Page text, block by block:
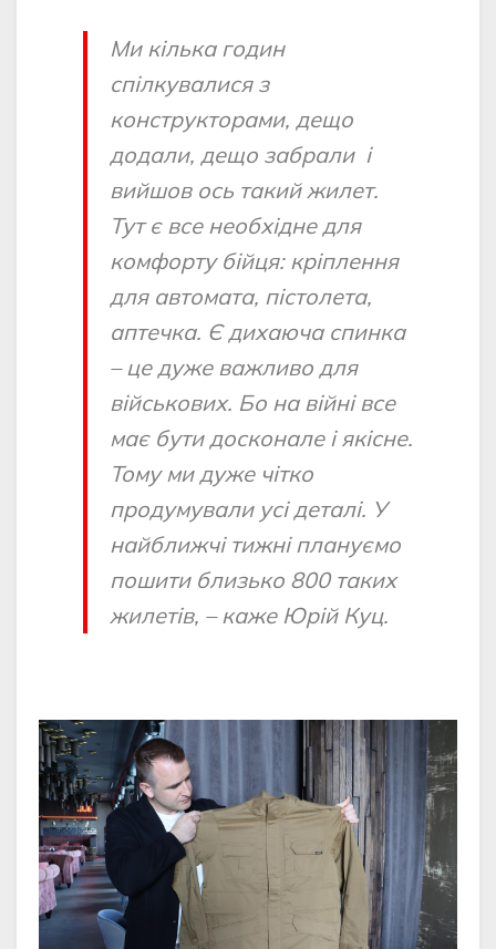
Ми кілька годин
спілкувалися з
конструкторами, дещо
додали, дещо забрали і
вийшов ось такий жилет.
Тут є все необхідне для
комфорту бійця: кріплення
для автомата, пістолета,
аптечка. Є дихаюча спинка
– це дуже важливо для
військових. Бо на війні все
має бути досконале і якісне.
Тому ми дуже чітко
продумували усі деталі. У
найближчі тижні плануємо
пошити близько 800 таких
жилетів, – каже Юрій Куц.